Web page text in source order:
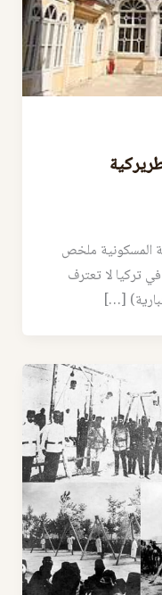
المسكونية ملخص
تركيا لا تعترف
[…]